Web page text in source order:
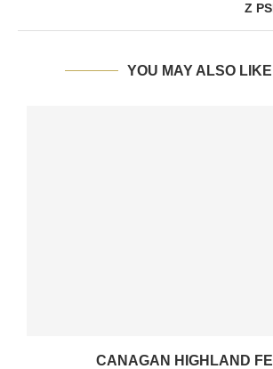
Z
YOU MAY ALSO LIKE
CANAGAN HIGHLAND